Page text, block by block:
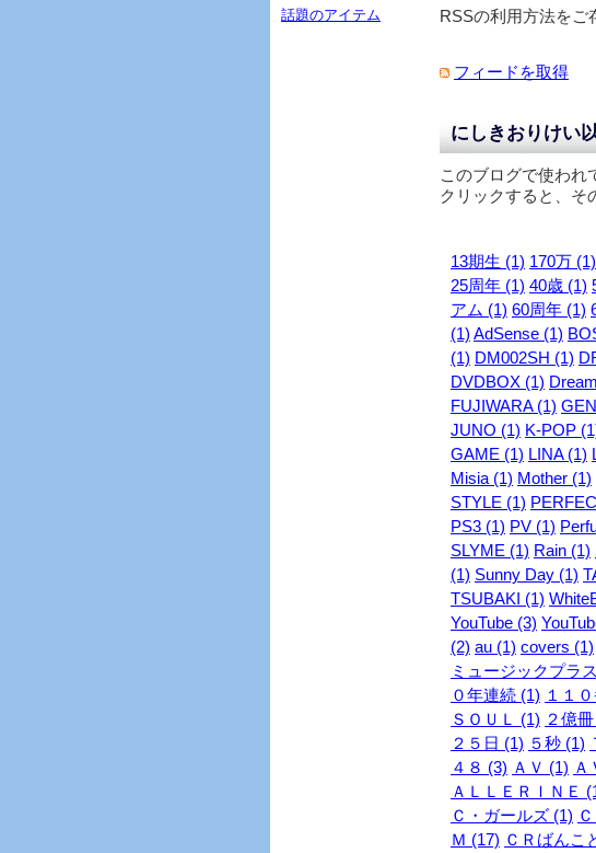
RSSの利用方法を
フィードを取得
にしきおりけい
このブログで使われ
クリックすると、そ
13期生 (1) 170万 (1)
25周年 (1) 40歳 (1)
アム (1) 60周年 (1)
(1) AdSense (1)
(1) DM002SH (1)
DVDBOX (1)
FUJIWARA (1)
JUNO (1) K-POP
GAME (1) LINA (1)
Misia (1) Mother (1)
STYLE (1)
PS3 (1) PV (1)
SLYME (1) Rain (1)
(1) Sunny Day (1)
TSUBAKI (1)
YouTube (3)
(2) au (1) covers (1)
ミュージックプラ
０年連続 (1) １１
ＳＯＵＬ (1) ２億
２５日 (1) ５秒 (1)
４８ (3) ＡＶ (1) Ａ
ＡＬＬＥＲＩＮＥ
Ｃ・ガールズ (1)
Ｍ (17) ＣＲばんこ
話題のアイテム